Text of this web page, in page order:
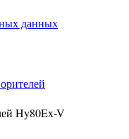
данных
Hy80Ex-V